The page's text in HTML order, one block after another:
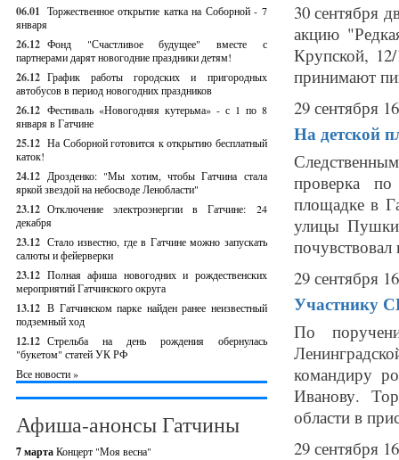
06.01 Торжественное открытие катка на Соборной - 7
января
26.12 Фонд "Счастливое будущее" вместе с
партнерами дарят новогодние праздники детям!
26.12 График работы городских и пригородных
автобусов в период новогодних праздников
26.12 Фестиваль «Новогодняя кутерьма» - с 1 по 8
января в Гатчине
25.12 На Соборной готовится к открытию бесплатный
каток!
24.12 Дрозденко: "Мы хотим, чтобы Гатчина стала
яркой звездой на небосводе Ленобласти"
23.12 Отключение электроэнергии в Гатчине: 24
декабря
23.12 Стало известно, где в Гатчине можно запускать
салюты и фейерверки
23.12 Полная афиша новогодних и рождественских
мероприятий Гатчинского округа
13.12 В Гатчинском парке найден ранее неизвестный
подземный ход
12.12 Стрельба на день рождения обернулась
"букетом" статей УК РФ
Все новости »
Афиша-анонсы Гатчины
7 мартаКонцерт "Моя весна"
30 сентября
акцию
Крупской,
принимают
29 сентября
На детской
проверка по
площадке в
улицы
29 сентября
Участнику
По
командиру
Иванову.
области в
29 сентября